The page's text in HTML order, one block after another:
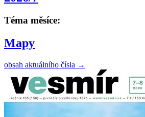
Téma měsíce:
Mapy
obsah aktuálního čísla →